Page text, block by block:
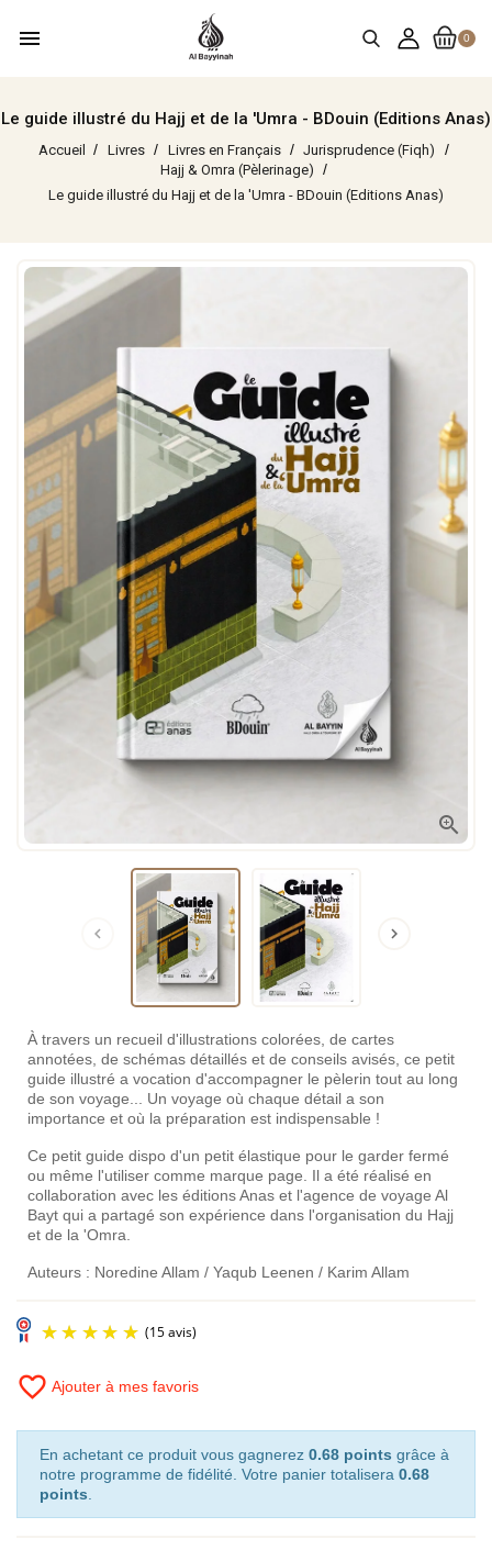
0
menu
Le guide illustré du Hajj et de la 'Umra - BDouin (Editions Anas)
Accueil Livres Livres en Français
Jurisprudence (Fiqh)
Hajj & Omra (Pèlerinage)
Le guide illustré du Hajj et de la 'Umra - BDouin (Editions Anas)

 
À travers un recueil d'illustrations colorées, de cartes
annotées, de schémas détaillés et de conseils avisés, ce petit
guide illustré a vocation d'accompagner le pèlerin tout au long
de son voyage... Un voyage où chaque détail a son
importance et où la préparation est indispensable !
Ce petit guide dispo d'un petit élastique pour le garder fermé
ou même l'utiliser comme marque page. Il a été réalisé en
collaboration avec les éditions Anas et l'agence de voyage Al
Bayt qui a partagé son expérience dans l'organisation du Hajj
et de la 'Omra.
Auteurs : Noredine Allam / Yaqub Leenen / Karim Allam
favorite_border Ajouter à mes favoris
En achetant ce produit vous gagnerez 0.68 points grâce à
notre programme de fidélité. Votre panier totalisera 0.68
points